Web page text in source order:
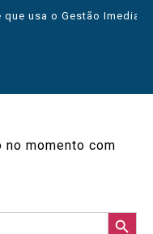
usa o Gestão Imediata
no momento com
SEARCH BUTTON